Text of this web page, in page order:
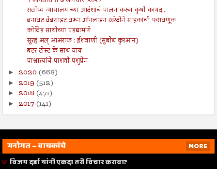
सर्वोच्च न्यायालयाच्या आदेशाचे पालन करुन कृषी कायद...
बनावट वेबसाइट वरून ऑनलाइन खरेदीने ग्राहकांची फसवणूक
कोविड साथीच्या पडद्यामागे
सूरह अल् आअराफ : ईशवाणी (सुबोध कुरआन)
बटर टोस्ट के साथ चाय
पाश्चात्यांचे पाशवी पशुप्रेम
► 2020 (668)
► 2019 (512)
► 2018 (471)
► 2017 (141)
मनोगत – वाचकांचे
MORE
विजय दर्डा यांनी एकदा तरी विचार करावा?